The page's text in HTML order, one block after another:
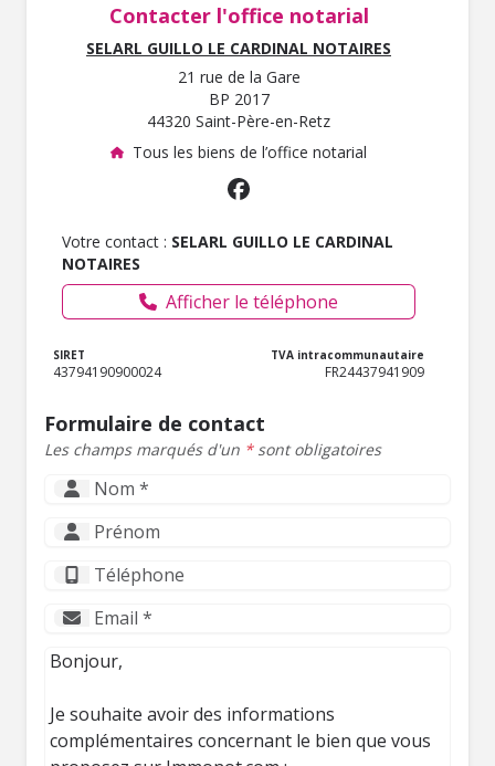
Contacter l'office notarial
SELARL GUILLO LE CARDINAL NOTAIRES
21 rue de la Gare
BP 2017
44320 Saint-Père-en-Retz
Tous les biens de l’office notarial
Votre contact : SELARL GUILLO LE CARDINAL
NOTAIRES
Afficher le téléphone
SIRET
43794190900024
TVA intracommunautaire
FR24437941909
Formulaire de contact
Les champs marqués d'un *sont obligatoires